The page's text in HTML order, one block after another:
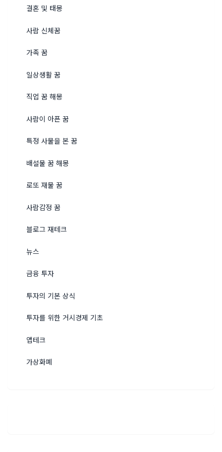
결혼 및 태몽
사람 신체꿈
가족 꿈
일상생활 꿈
직업 꿈 해몽
사람이 아픈 꿈
특정 사물을 본 꿈
배설물 꿈 해몽
로또 재물 꿈
사람감정 꿈
블로그 재테크
뉴스
금융 투자
투자의 기본 상식
투자를 위한 거시경제 기초
앱테크
가상화폐